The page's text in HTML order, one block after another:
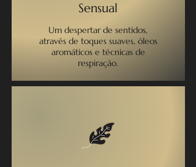
Sensual
Um despertar de sentidos,
através de toques suaves, óleos
aromáticos e técnicas de
respiração.